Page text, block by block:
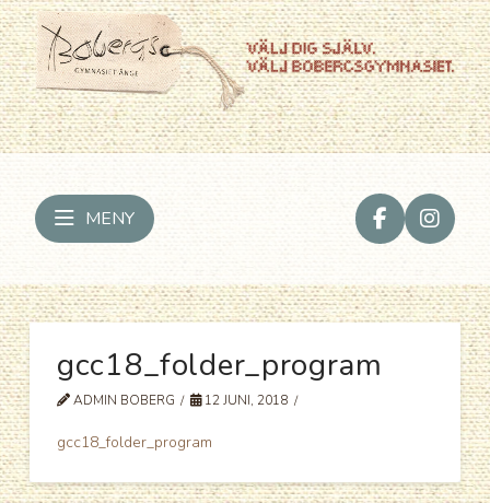
MENY
gcc18_folder_program
ADMIN BOBERG 12 JUNI, 2018
gcc18_folder_program